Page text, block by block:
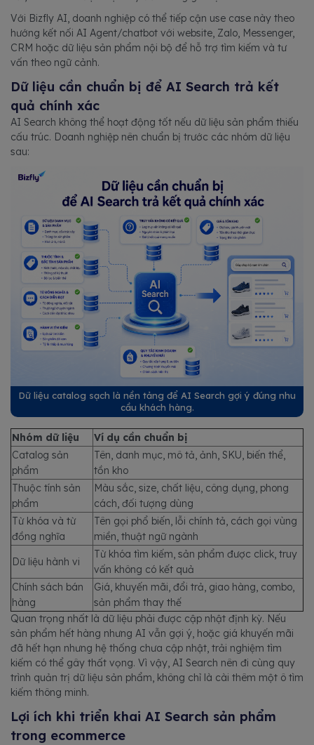
Với Bizfly AI, doanh nghiệp có thể tiếp cận use case này theo
hướng kết nối AI Agent/chatbot với website, Zalo, Messenger,
CRM hoặc dữ liệu sản phẩm nội bộ để hỗ trợ tìm kiếm và tư
vấn theo ngữ cảnh.
Dữ liệu cần chuẩn bị để AI Search trả kết
quả chính xác
AI Search không thể hoạt động tốt nếu dữ liệu sản phẩm thiếu
cấu trúc. Doanh nghiệp nên chuẩn bị trước các nhóm dữ liệu
sau:
Dữ liệu catalog sạch là nền tảng để AI Search gợi ý đúng nhu
cầu khách hàng.
Nhóm dữ liệu
Ví dụ cần chuẩn bị
Catalog sản
phẩm
Tên, danh mục, mô tả, ảnh, SKU, biến thể,
tồn kho
Thuộc tính sản
phẩm
Màu sắc, size, chất liệu, công dụng, phong
cách, đối tượng dùng
Từ khóa và từ
đồng nghĩa
Tên gọi phổ biến, lỗi chính tả, cách gọi vùng
miền, thuật ngữ ngành
Dữ liệu hành vi
Từ khóa tìm kiếm, sản phẩm được click, truy
vấn không có kết quả
Chính sách bán
hàng
Giá, khuyến mãi, đổi trả, giao hàng, combo,
sản phẩm thay thế
Quan trọng nhất là dữ liệu phải được cập nhật định kỳ. Nếu
sản phẩm hết hàng nhưng AI vẫn gợi ý, hoặc giá khuyến mãi
đã hết hạn nhưng hệ thống chưa cập nhật, trải nghiệm tìm
kiếm có thể gây thất vọng. Vì vậy, AI Search nên đi cùng quy
trình quản trị dữ liệu sản phẩm, không chỉ là cài thêm một ô tìm
kiếm thông minh.
Lợi ích khi triển khai AI Search sản phẩm
trong ecommerce